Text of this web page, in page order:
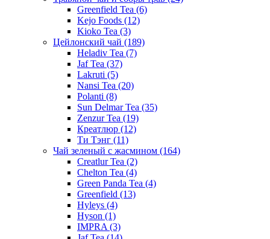
Greenfield Tea (6)
Kejo Foods (12)
Kioko Tea (3)
Цейлонский чай (189)
Heladiv Tea (7)
Jaf Tea (37)
Lakruti (5)
Nansi Tea (20)
Polanti (8)
Sun Delmar Tea (35)
Zenzur Tea (19)
Креатлюр (12)
Ти Тэнг (11)
Чай зеленый с жасмином (164)
Creatlur Tea (2)
Chelton Tea (4)
Green Panda Tea (4)
Greenfield (13)
Hyleys (4)
Hyson (1)
IMPRA (3)